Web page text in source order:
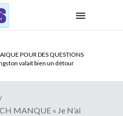
TETE DU SENAT BENINOIS :
sans partir !
MANQUE « Je N’ai